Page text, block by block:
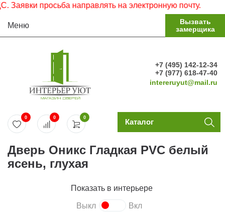
просьба направлять на электронную почту.
Меню
Вызвать
замерщика
+7 (495) 142-12-34
+7 (977) 618-47-40
intereruyut@mail.ru
0
0 0 Каталог
Дверь Оникс Гладкая PVC белый
ясень, глухая
Показать в интерьере
Выкл Вкл